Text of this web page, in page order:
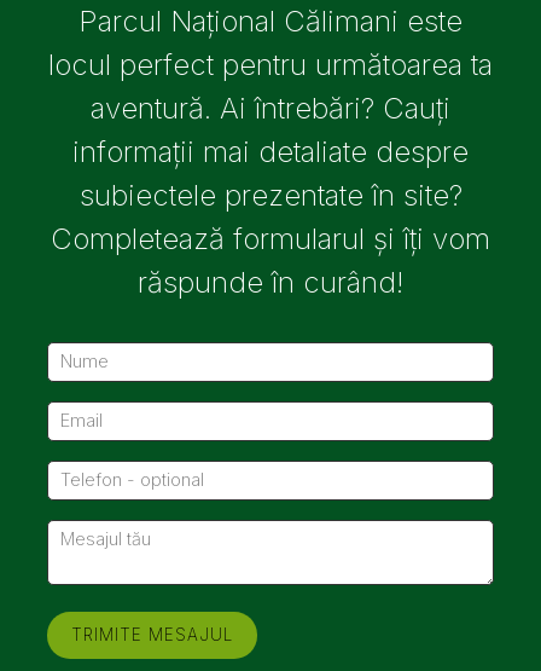
Parcul Național Călimani este
locul perfect pentru următoarea ta
aventură. Ai întrebări? Cauți
informații mai detaliate despre
subiectele prezentate în site?
Completează formularul și îți vom
răspunde în curând!